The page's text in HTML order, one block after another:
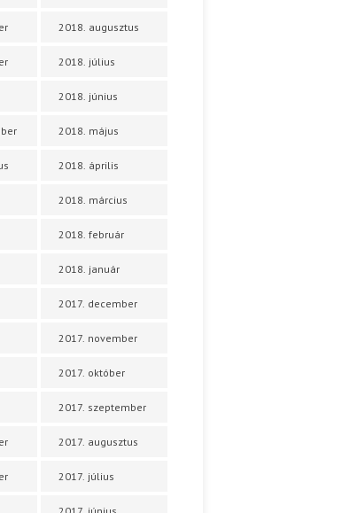
2018. augusztus
2018. július
2018. június
2018. május
2018. április
2018. március
2018. február
2018. január
2017. december
2017. november
2017. október
2017. szeptember
2017. augusztus
2017. július